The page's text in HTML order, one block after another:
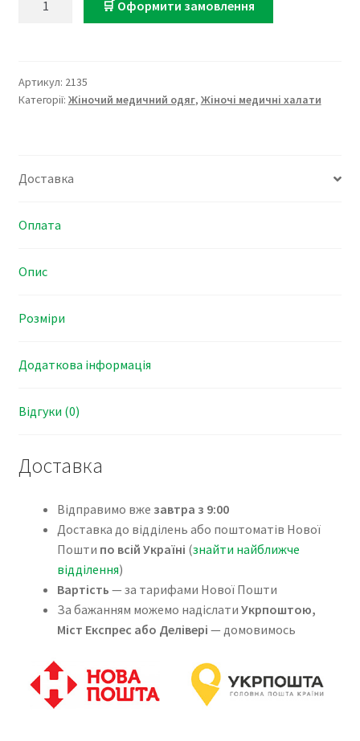
кількість
🛒 Оформити замовлення
Артикул: 2135
Категорії: Жіночий медичний одяг, Жіночі медичні халати
Доставка
Оплата
Опис
Розміри
Додаткова інформація
Відгуки (0)
Доставка
Відправимо вже завтра з 9:00
Доставка до відділень або поштоматів Нової
Пошти по всій Україні (знайти найближче
відділення)
Вартість — за тарифами Нової Пошти
За бажанням можемо надіслати Укрпоштою,
Міст Експрес або Делівері — домовимось